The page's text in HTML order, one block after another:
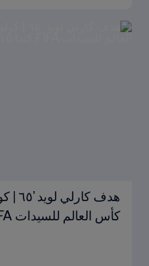
هدف
كأس العالم للسيدات FIFA كندا ٢٠١٥